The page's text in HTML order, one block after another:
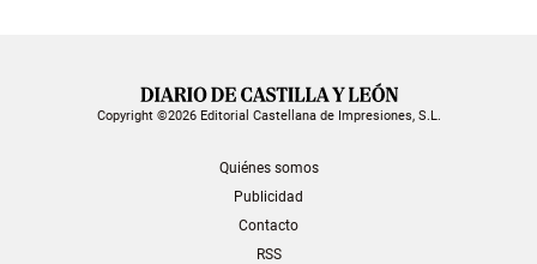
Copyright ©2026 Editorial Castellana de Impresiones, S.L.
Quiénes somos
Publicidad
Contacto
RSS